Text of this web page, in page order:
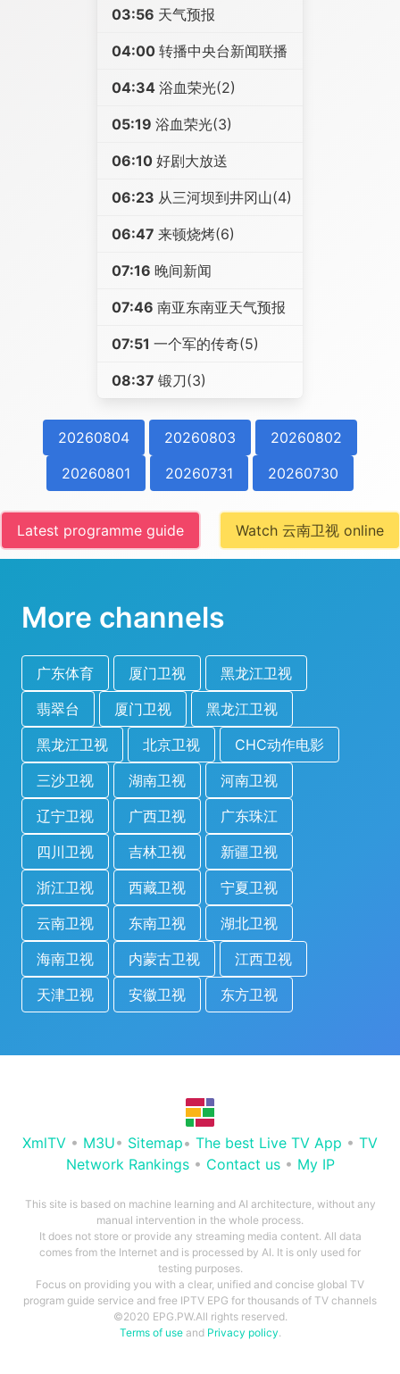
03:56 天气预报
04:00 转播中央台新闻联播
04:34 浴血荣光(2)
05:19 浴血荣光(3)
06:10 好剧大放送
06:23 从三河坝到井冈山(4)
06:47 来顿烧烤(6)
07:16 晚间新闻
07:46 南亚东南亚天气预报
07:51 一个军的传奇(5)
08:37 锻刀(3)
20260804 20260803
20260802
20260801
20260731 20260730
Latest programme guide Watch 云南卫视 online
More channels
广东体育 厦门卫视
黑龙江卫视
翡翠台
厦门卫视
黑龙江卫视
黑龙江卫视
北京卫视
CHC动作电影
三沙卫视
湖南卫视
河南卫视
辽宁卫视
广西卫视
广东珠江
四川卫视
吉林卫视
新疆卫视
浙江卫视
西藏卫视
宁夏卫视
云南卫视
东南卫视
湖北卫视
海南卫视
内蒙古卫视
江西卫视
天津卫视
安徽卫视 东方卫视
XmlTV • M3U• Sitemap• The best Live TV App • TV
Network Rankings• Contact us• My IP
This site is based on machine learning and AI architecture, without any
manual intervention in the whole process.
It does not store or provide any streaming media content. All data
comes from the Internet and is processed by AI. It is only used for
testing purposes.
Focus on providing you with a clear, unified and concise global TV
program guide service and free IPTV EPG for thousands of TV channels
©2020 EPG.PW.All rights reserved.
Terms of useand Privacy policy.